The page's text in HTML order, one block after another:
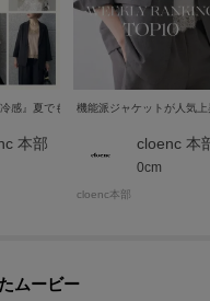
ングTOP10
冷感』夏でも涼しい！ジャケット&インナ
本部
機能派ジャケットが人気
cloenc 本
0cm
cloenc本部
ムービー